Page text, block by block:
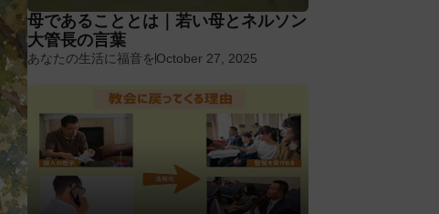
母であることとは｜若い母とネルソン
大管長の言葉
あなたの生活に福音を October 27, 2025